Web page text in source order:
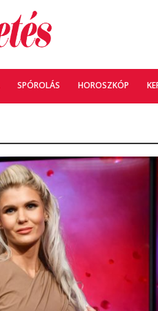
SPÓROLÁS HOROSZKÓP